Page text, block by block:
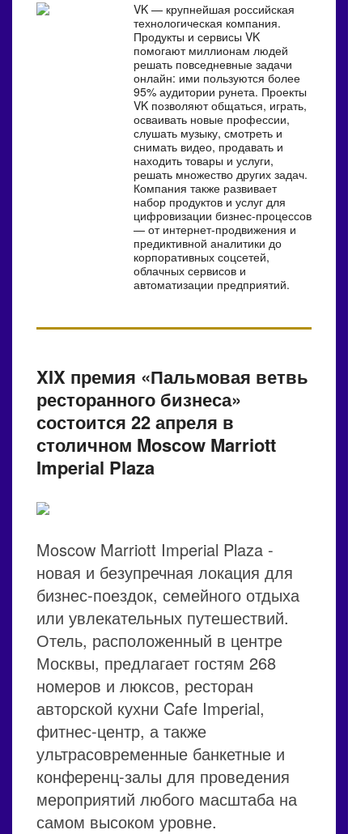
VK — крупнейшая российская
технологическая компания.
Продукты и сервисы VK
помогают миллионам людей
решать повседневные задачи
онлайн: ими пользуются более
95% аудитории рунета. Проекты
VK позволяют общаться, играть,
осваивать новые профессии,
слушать музыку, смотреть и
снимать видео, продавать и
находить товары и услуги,
решать множество других задач.
Компания также развивает
набор продуктов и услуг для
цифровизации бизнес-процессов
— от интернет-продвижения и
предиктивной аналитики до
корпоративных соцсетей,
облачных сервисов и
автоматизации предприятий.
XIX премия «Пальмовая ветвь
ресторанного бизнеса»
состоится 22 апреля в
столичном Moscow Marriott
Imperial Plaza
Moscow Marriott Imperial Plaza -
новая и безупречная локация для
бизнес-поездок, семейного отдыха
или увлекательных путешествий.
Отель, расположенный в центре
Москвы, предлагает гостям 268
номеров и люксов, ресторан
авторской кухни Cafe Imperial,
фитнес-центр, а также
ультрасовременные банкетные и
конференц-залы для проведения
мероприятий любого масштаба на
самом высоком уровне.